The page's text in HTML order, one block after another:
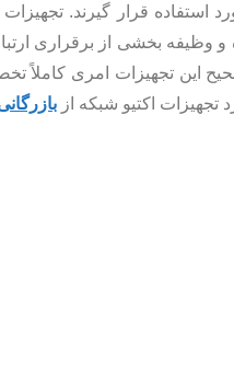
قرار گیرند.
وظیفه بخشی از برقراری
صحیح این تجهیزات امری
تجهیزات اکتیو شبکه از